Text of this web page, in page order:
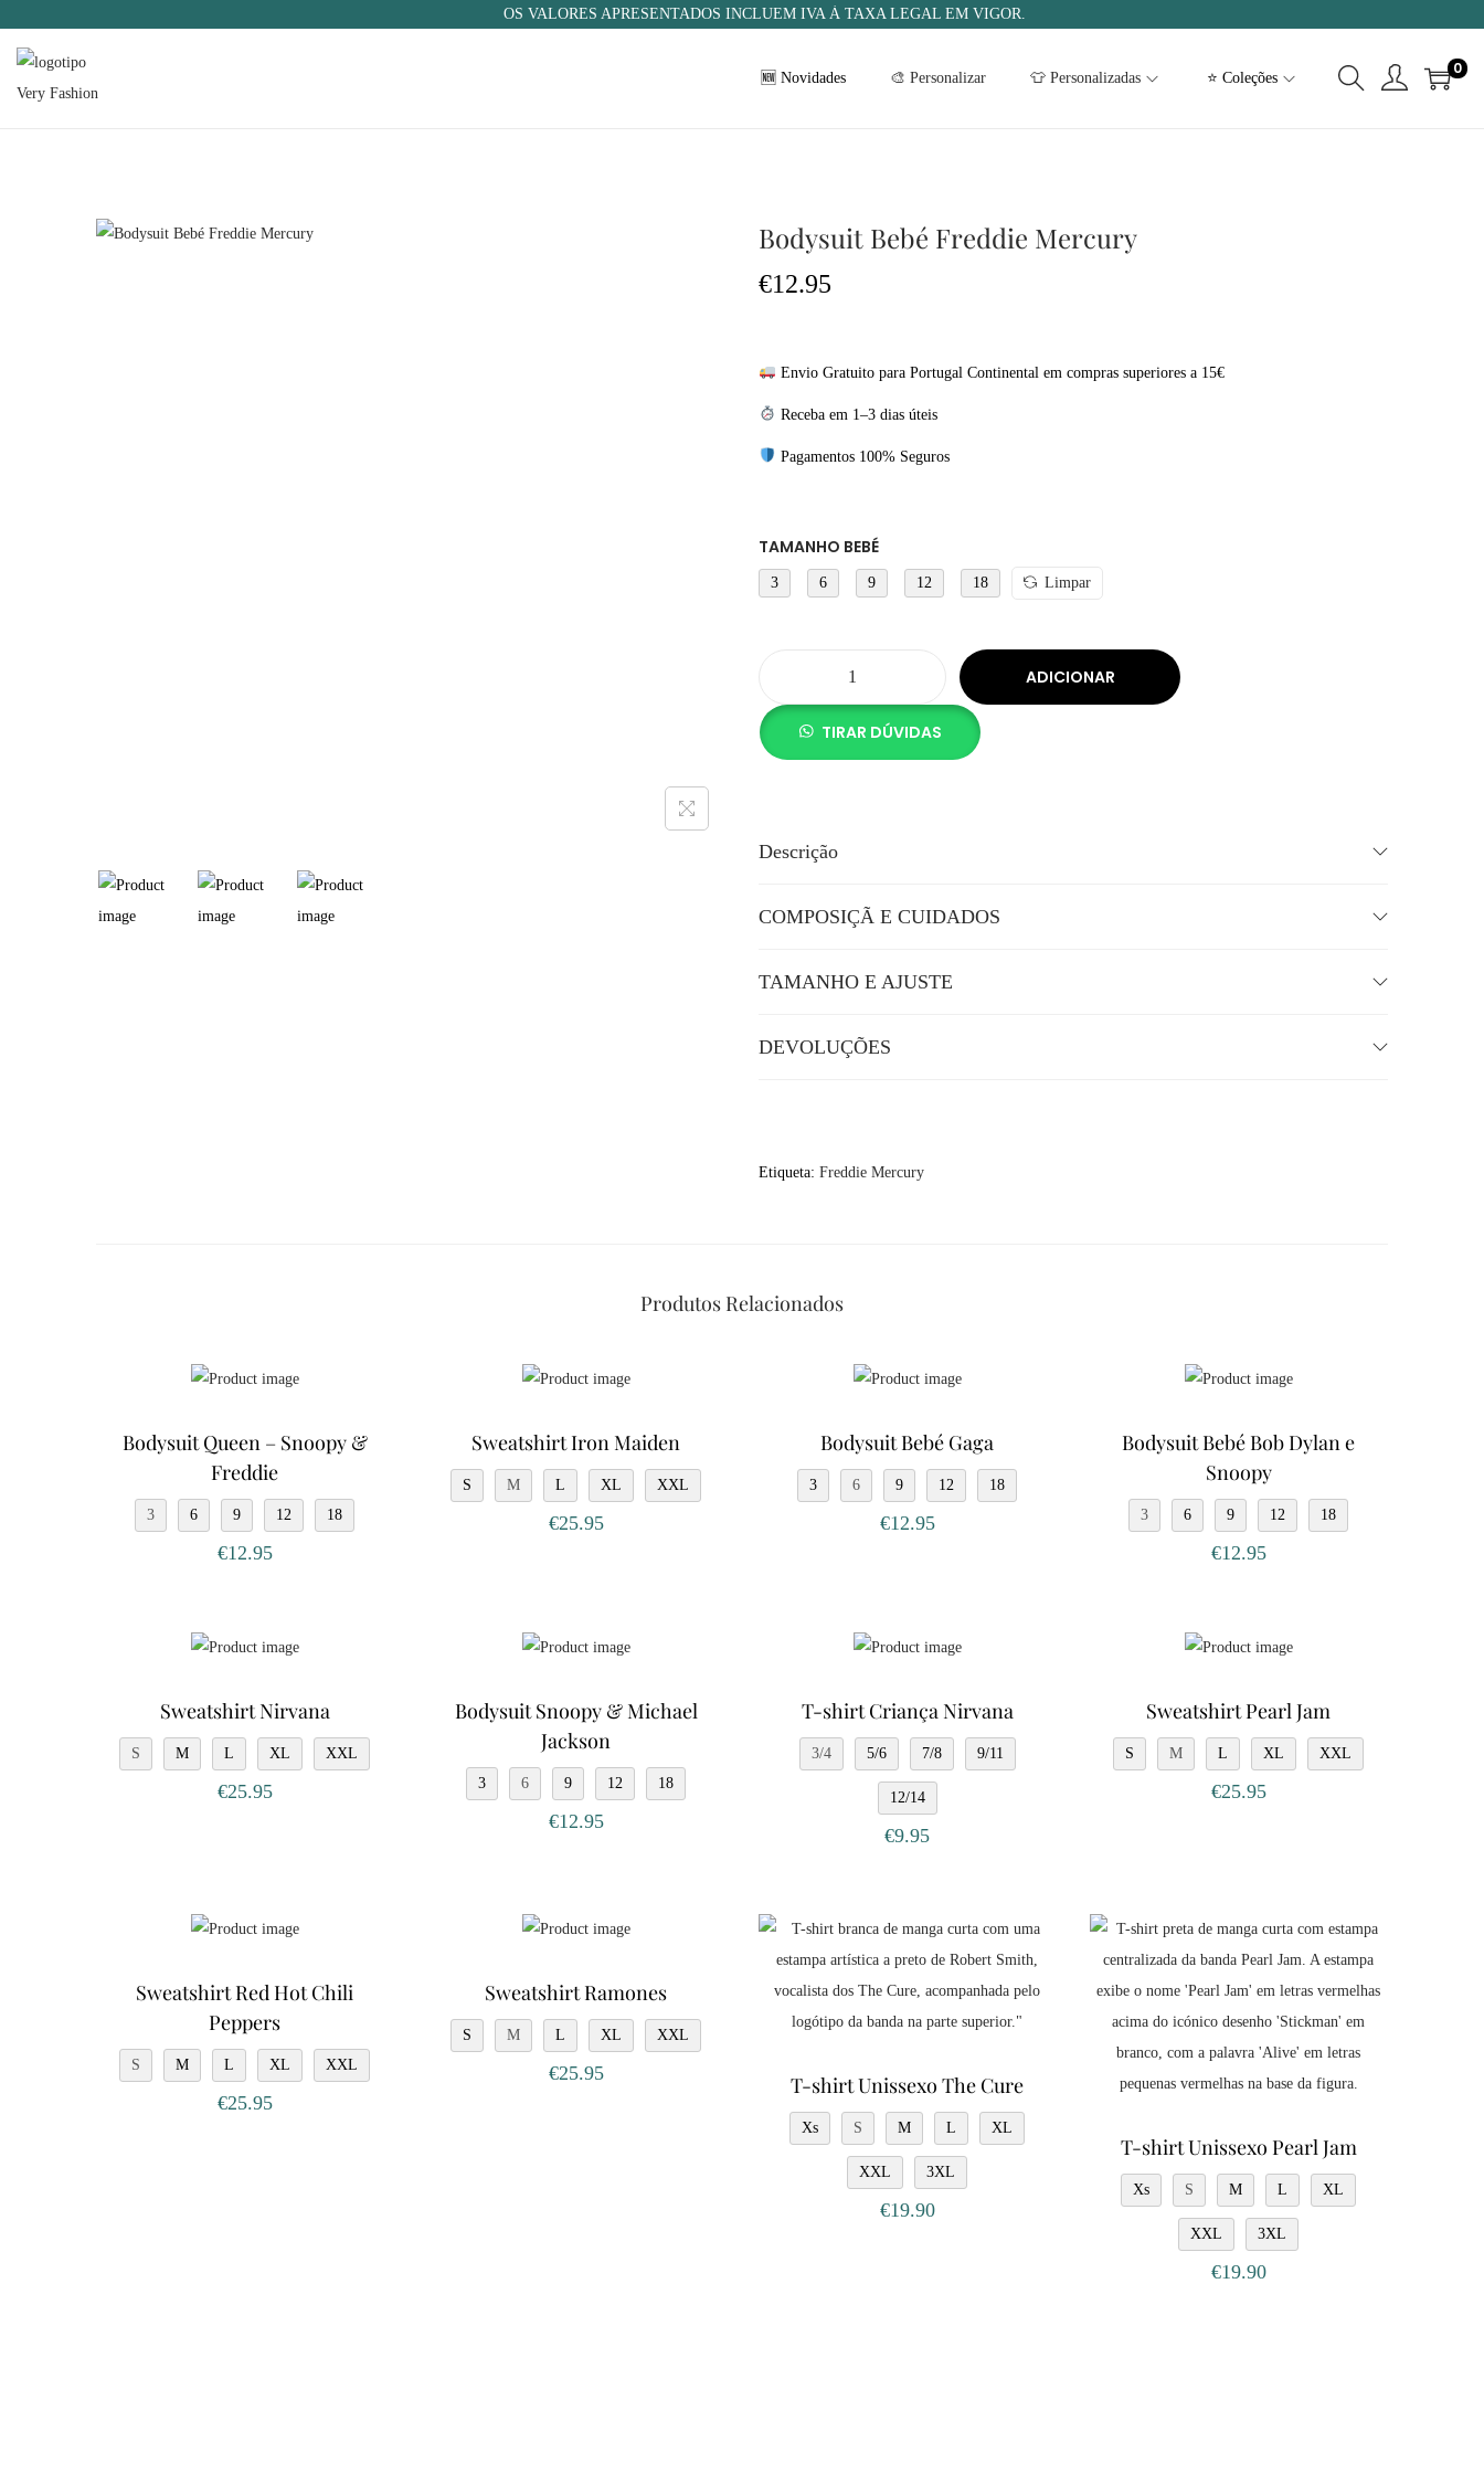
OS VALORES APRESENTADOS INCLUEM IVA À TAXA LEGAL EM VIGOR.
🆕 Novidades 🎨 Personalizar 👕 Personalizadas ⭐ Coleções
0
Bodysuit Bebé Freddie Mercury
€12.95
Envio Gratuito para Portugal Continental em compras superiores a 15€
Receba em 1–3 dias úteis
Pagamentos 100% Seguros
TAMANHO BEBÉ
3 6 9 12 18 Limpar
ADICIONAR
TIRAR DÚVIDAS
Descrição
COMPOSIÇÃ E CUIDADOS
TAMANHO E AJUSTE
DEVOLUÇÕES
Etiqueta: Freddie Mercury
Produtos Relacionados
Bodysuit Queen – Snoopy &
Freddie
3 6 9 12 18
€12.95
Sweatshirt Iron Maiden
S M L XL XXL
€25.95
Bodysuit Bebé Gaga
3 6 9 12 18
€12.95
Bodysuit Bebé Bob Dylan e
Snoopy
3 6 9 12 18
€12.95
Sweatshirt Nirvana
S M L XL XXL
€25.95
Bodysuit Snoopy & Michael
Jackson
3 6 9 12 18
€12.95
T-shirt Criança Nirvana
3/4 5/6 7/8 9/11
12/14
€9.95
Sweatshirt Pearl Jam
S M L XL XXL
€25.95
Sweatshirt Red Hot Chili
Peppers
S M L XL XXL
€25.95
Sweatshirt Ramones
S M L XL XXL
€25.95 T-shirt Unissexo The Cure
Xs S M L XL
XXL 3XL
€19.90
T-shirt Unissexo Pearl Jam
Xs S M L XL
XXL 3XL
€19.90